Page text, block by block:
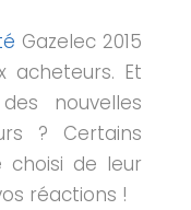
Gazelec 2015
acheteurs. Et
nouvelles
? Certains
de leur
réactions !